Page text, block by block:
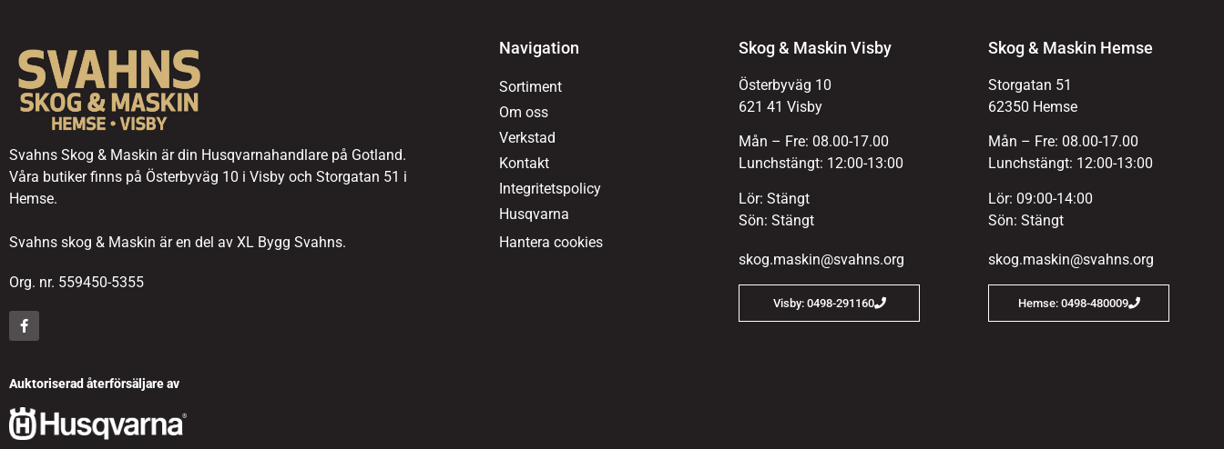
Svahns Skog & Maskin är din Husqvarnahandlare på Gotland.
Våra butiker finns på Österbyväg 10 i Visby och Storgatan 51 i
Hemse.
Svahns skog & Maskin är en del av XL Bygg Svahns.
Org. nr. 559450-5355
Auktoriserad återförsäljare av
Navigation
Sortiment
Om oss
Verkstad
Kontakt
Integritetspolicy
Husqvarna
Hantera cookies
Skog & Maskin Visby
Österbyväg 10
621 41 Visby
Mån – Fre: 08.00-17.00
Lunchstängt: 12:00-13:00
Lör: Stängt
Sön: Stängt
skog.maskin@svahns.org
Visby: 0498-291160
Skog & Maskin Hemse
Storgatan 51
62350 Hemse
Mån – Fre: 08.00-17.00
Lunchstängt: 12:00-13:00
Lör: 09:00-14:00
Sön: Stängt
skog.maskin@svahns.org
Hemse: 0498-480009